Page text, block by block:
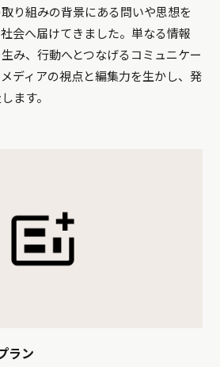
り組みの背景にある問いや思想を
会へ届けてきました。単なる情報
み、行動へとつなげるコミュニケー
ディアの視点と編集力を生かし、発
ます。
ラン